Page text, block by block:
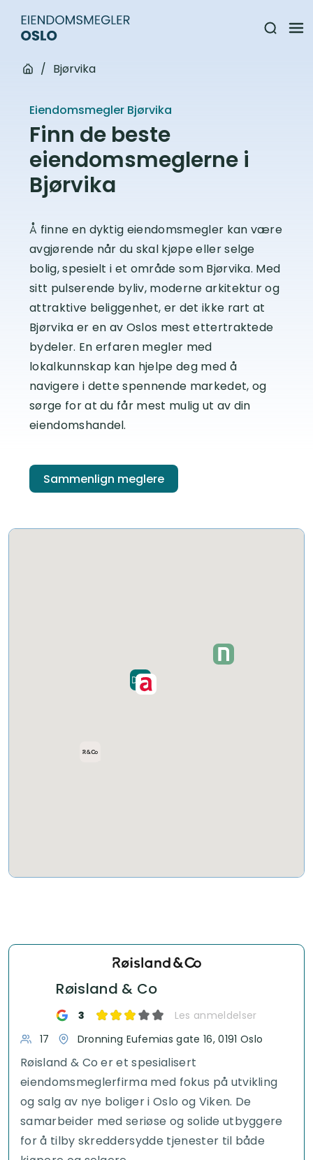
/ Bjørvika
Eiendomsmegler Bjørvika
Finn de beste
eiendomsmeglerne i
Bjørvika
Å finne en dyktig eiendomsmegler kan være
avgjørende når du skal kjøpe eller selge
bolig, spesielt i et område som Bjørvika. Med
sitt pulserende byliv, moderne arkitektur og
attraktive beliggenhet, er det ikke rart at
Bjørvika er en av Oslos mest ettertraktede
bydeler. En erfaren megler med
lokalkunnskap kan hjelpe deg med å
navigere i dette spennende markedet, og
sørge for at du får mest mulig ut av din
eiendomshandel.
Sammenlign meglere
Røisland & Co
3 Les anmeldelser
Røisland & Co er et spesialisert
eiendomsmeglerfirma med fokus på utvikling
og salg av nye boliger i Oslo og Viken. De
samarbeider med seriøse og solide utbyggere
for å tilby skreddersydde tjenester til både
17 Dronning Eufemias gate 16, 0191 Oslo